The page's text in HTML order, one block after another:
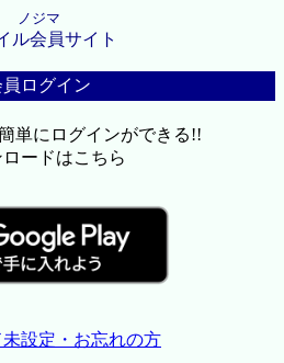
ノジマ
ル会員サイト
員ログイン
単にログインができる!!
ロードはこちら
設定・お忘れの方